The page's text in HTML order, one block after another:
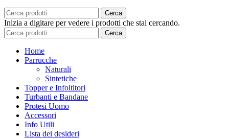
Cerca
Inizia a digitare per vedere i prodotti che stai cercando.
Cerca
Home
Parrucche
Naturali
Sintetiche
Topper e Infoltitori
Turbanti e Bandane
Protesi Uomo
Accessori
Info Utili
Lista dei desideri